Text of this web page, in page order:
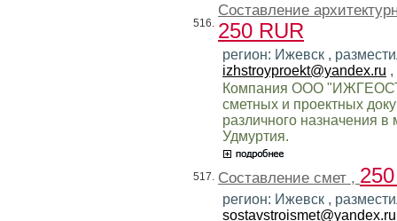
516.
Составление
250 RUR
регион: Ижевск ,
izhstroyproekt@yandex.ru ,
Компания ООО
сметных и проектных
различного назначения в
Удмуртия.
517. Составление смет ,
регион: Ижевск ,
sostavstroismet@yandex.ru